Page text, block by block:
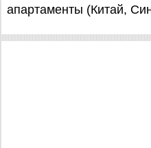
апартаменты (Китай,